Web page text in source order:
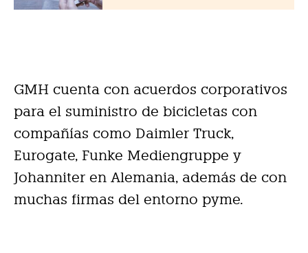
GMH cuenta con acuerdos corporativos
para el suministro de bicicletas con
compañías como Daimler Truck,
Eurogate, Funke Mediengruppe y
Johanniter en Alemania, además de con
muchas firmas del entorno pyme.